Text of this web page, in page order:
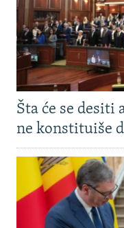
Šta će se desiti
ne konstituiše